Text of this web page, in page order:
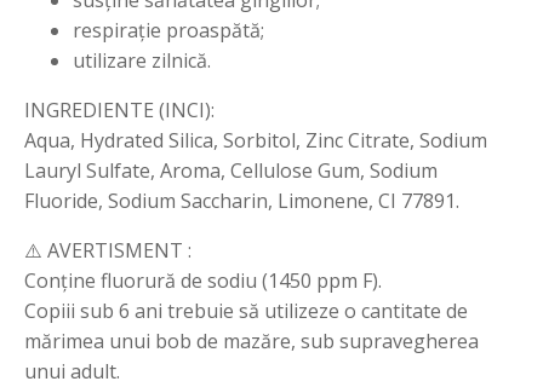
respirație proaspătă;
utilizare zilnică.
INGREDIENTE (INCI):
Aqua, Hydrated Silica, Sorbitol, Zinc Citrate, Sodium
Lauryl Sulfate, Aroma, Cellulose Gum, Sodium
Fluoride, Sodium Saccharin, Limonene, CI 77891.
⚠️ AVERTISMENT :
Conține fluorură de sodiu (1450 ppm F).
Copiii sub 6 ani trebuie să utilizeze o cantitate de
mărimea unui bob de mazăre, sub supravegherea
unui adult.